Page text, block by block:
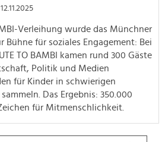
| 12.11.2025
Verleihung wurde das Münchner
Bühne für soziales Engagement: Bei
TO BAMBI kamen rund 300 Gäste
Politik und Medien
für Kinder in schwierigen
Das Ergebnis: 350.000
für Mitmenschlichkeit.